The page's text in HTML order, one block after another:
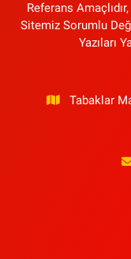
Referans
Sitemiz Sorumlu
Yazıları
Tabaklar